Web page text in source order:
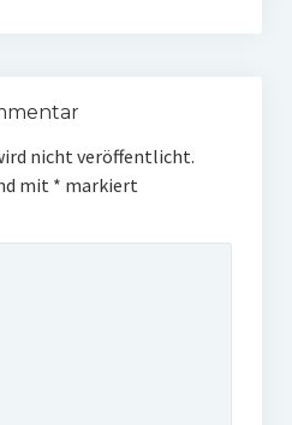
nicht veröffentlicht.
mit * markiert